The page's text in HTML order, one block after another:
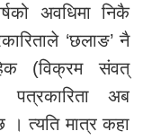
अवधिमा निकै
‘छलाङ’ नै
(विक्रम संवत्
अब
त्यति मात्र कहा